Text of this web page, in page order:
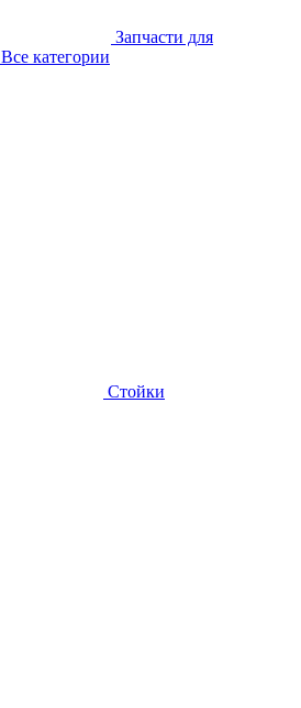
Запчасти для
Все категории
Стойки